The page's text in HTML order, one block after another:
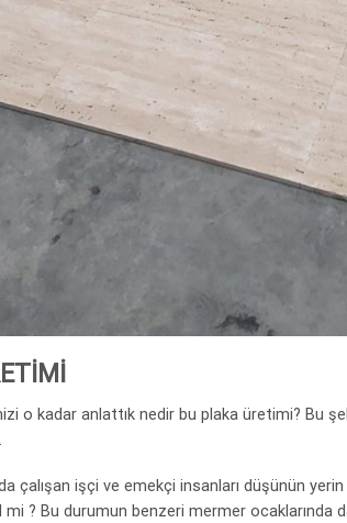
o kadar anlattık nedir bu plaka üretimi? Bu
çalışan işçi ve emekçi insanları düşünün
mi ? Bu durumun benzeri mermer